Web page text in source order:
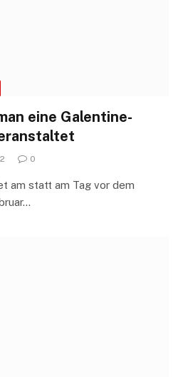
eine Galentine-
0
am statt am Tag vor dem